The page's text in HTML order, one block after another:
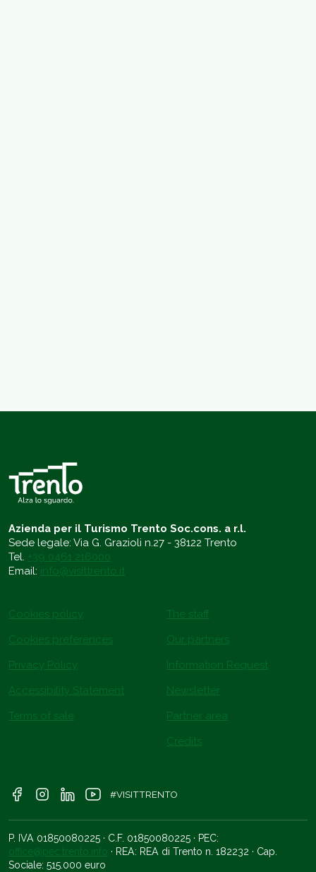
Azienda per il Turismo Trento Soc.cons. a r.l.
Sede legale: Via G. Grazioli n.27 - 38122 Trento
Tel. +39 0461 216000
Email: info@visittrento.it
Cookies policy
Cookies preferences
Privacy Policy
Accessibility Statement
Terms of sale
The staff
Our partners
Information Request
Newsletter
Partner area
Credits
#VISITTRENTO
P. IVA 01850080225 · C.F. 01850080225 · PEC:
office@pec.trento.info · REA: REA di Trento n. 182232 · Cap.
Sociale: 515.000 euro